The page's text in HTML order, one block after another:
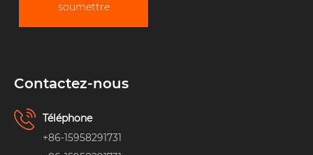
soumettre
Contactez-nous
Téléphone
+86-15958291731